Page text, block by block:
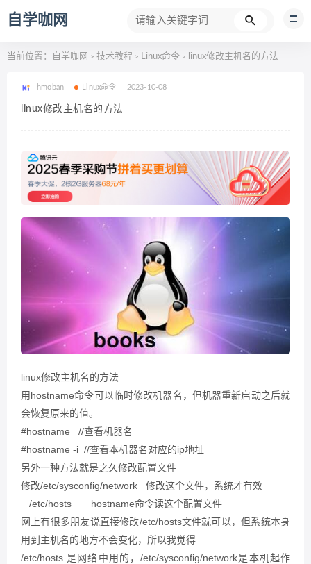
自学咖网
当前位置： 自学咖网 > 技术教程 > Linux命令 > linux修改主机名的方法
hmoban Linux命令 2023-10-08
linux修改主机名的方法
linux修改主机名的方法
用hostname命令可以临时修改机器名，但机器重新启动之后就
会恢复原来的值。
#hostname //查看机器名
#hostname -i //查看本机器名对应的ip地址
另外一种方法就是之久修改配置文件
修改/etc/sysconfig/network 修改这个文件，系统才有效
/etc/hosts hostname命令读这个配置文件
网上有很多朋友说直接修改/etc/hosts文件就可以，但系统本身
用到主机名的地方不会变化，所以我觉得
/etc/hosts 是网络中用的，/etc/sysconfig/network是本机起作